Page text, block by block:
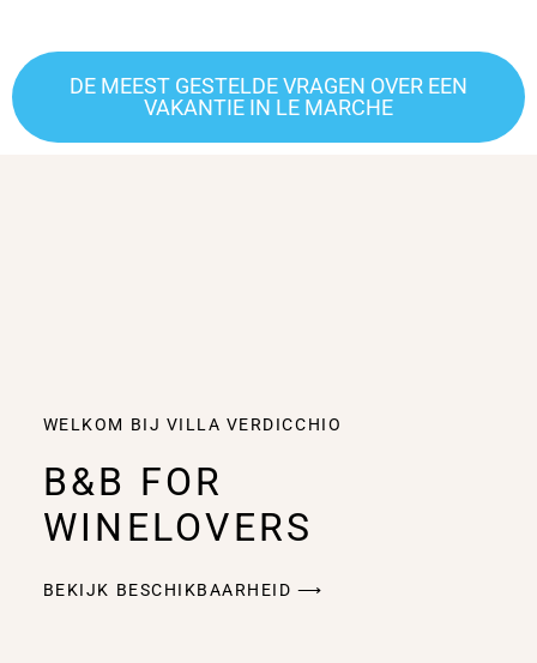
DE MEEST GESTELDE VRAGEN OVER EEN
VAKANTIE IN LE MARCHE
WELKOM BIJ VILLA VERDICCHIO
B&B FOR
WINELOVERS
BEKIJK BESCHIKBAARHEID ⟶